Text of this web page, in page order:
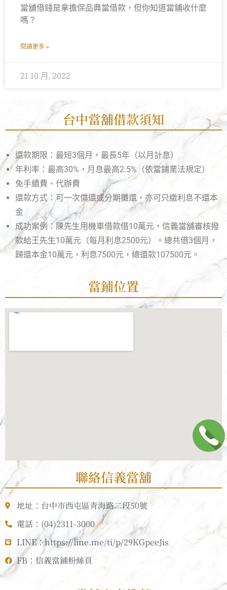
當舖借錢是拿擔保品典當借款，但你知道當鋪收什麼
嗎？
閱讀更多 »
21 10 月, 2022
台中當舖借款須知
還款期限：最短3個月，最長5年（以月計息）
年利率：最高30%，月息最高2.5%（依當鋪業法規定）
免手續費、代辦費
還款方式：可一次償還或分期攤還，亦可只繳利息不還本
金
成功案例：陳先生用機車借款借10萬元，信義當舖審核撥
款給王先生10萬元（每月利息2500元）。總共借3個月，
歸還本金10萬元，利息7500元，總還款107500元。
當鋪位置
聯絡信義當舖
地址：台中市西屯區青海路二段50號
電話：(04)2311-3000
LINE：https://line.me/ti/p/29KGpeeJis
FB：信義當鋪粉絲頁